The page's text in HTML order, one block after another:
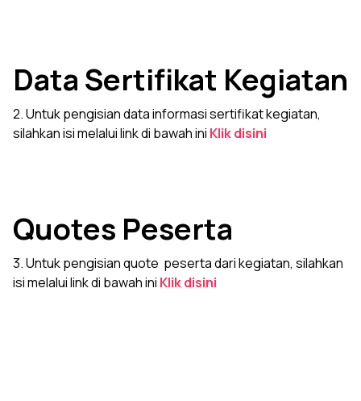
Data Sertifikat Kegiatan
2. Untuk pengisian data informasi sertifikat kegiatan,
silahkan isi melalui link di bawah ini Klik disini
Quotes Peserta
3. Untuk pengisian quote peserta dari kegiatan, silahkan
isi melalui link di bawah ini Klik disini